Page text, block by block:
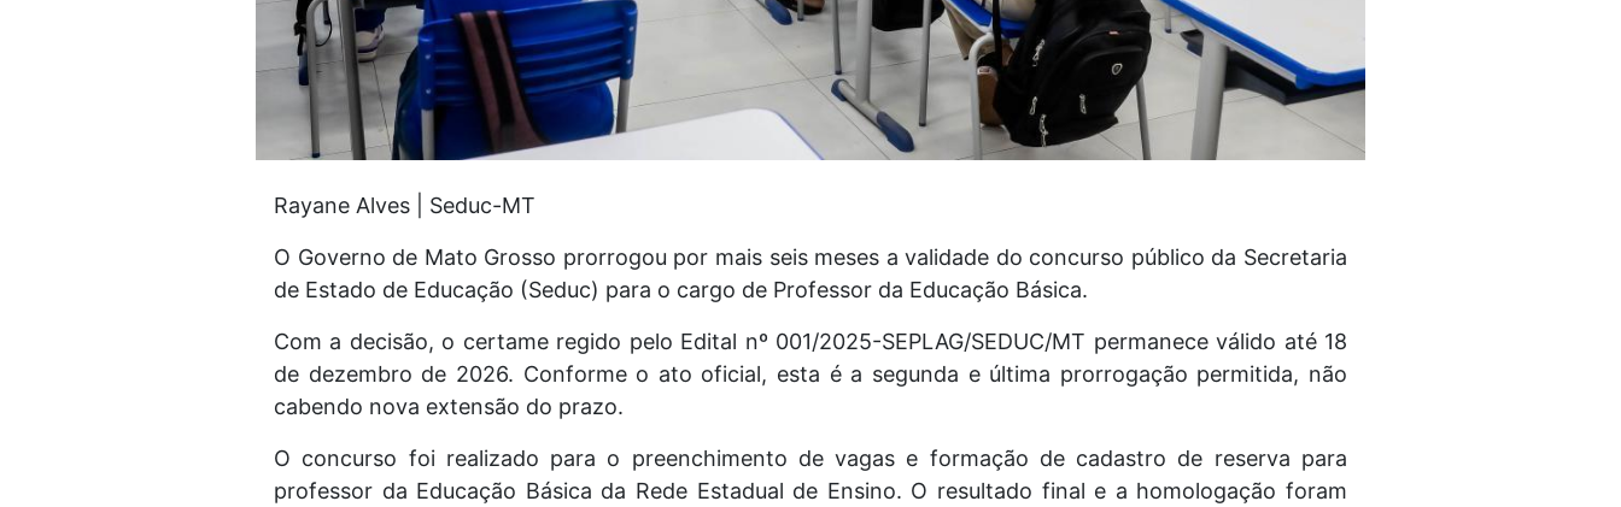
Rayane Alves | Seduc-MT
O Governo de Mato Grosso prorrogou por mais seis meses a validade do concurso público da Secretaria
de Estado de Educação (Seduc) para o cargo de Professor da Educação Básica.
Com a decisão, o certame regido pelo Edital nº 001/2025-SEPLAG/SEDUC/MT permanece válido até 18
de dezembro de 2026. Conforme o ato oficial, esta é a segunda e última prorrogação permitida, não
cabendo nova extensão do prazo.
O concurso foi realizado para o preenchimento de vagas e formação de cadastro de reserva para
professor da Educação Básica da Rede Estadual de Ensino. O resultado final e a homologação foram